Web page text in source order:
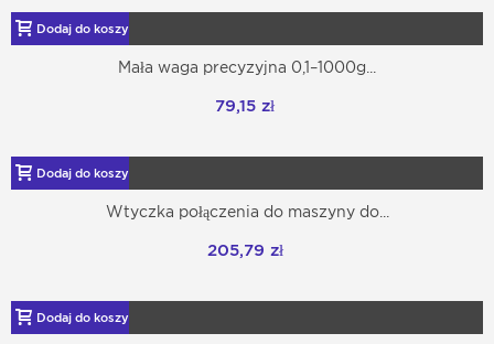
Dodaj do koszyka
Mała waga precyzyjna 0,1–1000g...
79,15 zł
Dodaj do koszyka
Wtyczka połączenia do maszyny do...
205,79 zł
Dodaj do koszyka